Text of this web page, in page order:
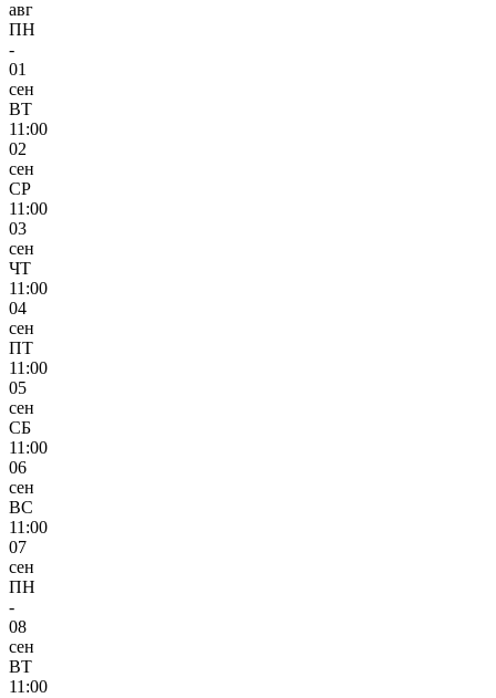
авг
ПН
-
01
сен
ВТ
11:00
02
сен
СР
11:00
03
сен
ЧТ
11:00
04
сен
ПТ
11:00
05
сен
СБ
11:00
06
сен
ВС
11:00
07
сен
ПН
-
08
сен
ВТ
11:00